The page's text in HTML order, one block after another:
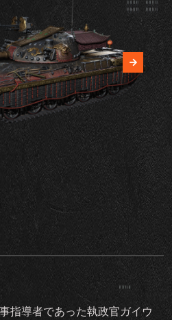
指導者であった執政官ガイウ